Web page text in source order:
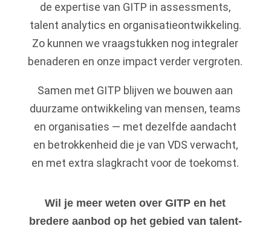
de expertise van GITP in assessments,
talent analytics en organisatieontwikkeling.
Zo kunnen we vraagstukken nog integraler
benaderen en onze impact verder vergroten.
Samen met GITP blijven we bouwen aan
duurzame ontwikkeling van mensen, teams
en organisaties — met dezelfde aandacht
en betrokkenheid die je van VDS verwacht,
en met extra slagkracht voor de toekomst.
Wil je meer weten over GITP en het
bredere aanbod op het gebied van talent-